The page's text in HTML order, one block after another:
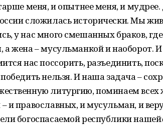
меня, и опытнее меня, и
сложилась исторически. Мы
у нас много смешанных браков,
жена – мусульманкой и наоборот.
нас поссорить, разъединить,
нельзя. И наша задача –
литургию, поминаем
и православных, и мусульман, и
богоспасаемой республики